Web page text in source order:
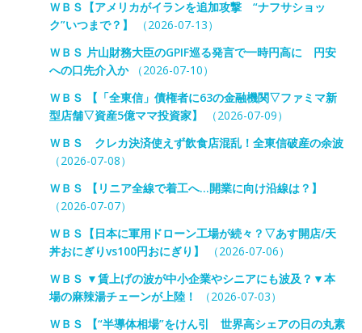
ＷＢＳ【アメリカがイランを追加攻撃 “ナフサショッ
ク”いつまで？】
（2026-07-13）
ＷＢＳ 片山財務大臣のGPIF巡る発言で一時円高に 円安
への口先介入か（2026-07-10）
ＷＢＳ 【「全東信」債権者に63の金融機関▽ファミマ新
型店舗▽資産5億ママ投資家】
（2026-07-09）
ＷＢＳ クレカ決済使えず飲食店混乱！全東信破産の余波
（2026-07-08）
ＷＢＳ 【リニア全線で着工へ…開業に向け沿線は？】
（2026-07-07）
ＷＢＳ【日本に軍用ドローン工場が続々？▽あす開店/天
丼おにぎりvs100円おにぎり】
（2026-07-06）
ＷＢＳ ▼賃上げの波が中小企業やシニアにも波及？▼本
場の麻辣湯チェーンが上陸！
（2026-07-03）
ＷＢＳ 【“半導体相場”をけん引 世界高シェアの日の丸素